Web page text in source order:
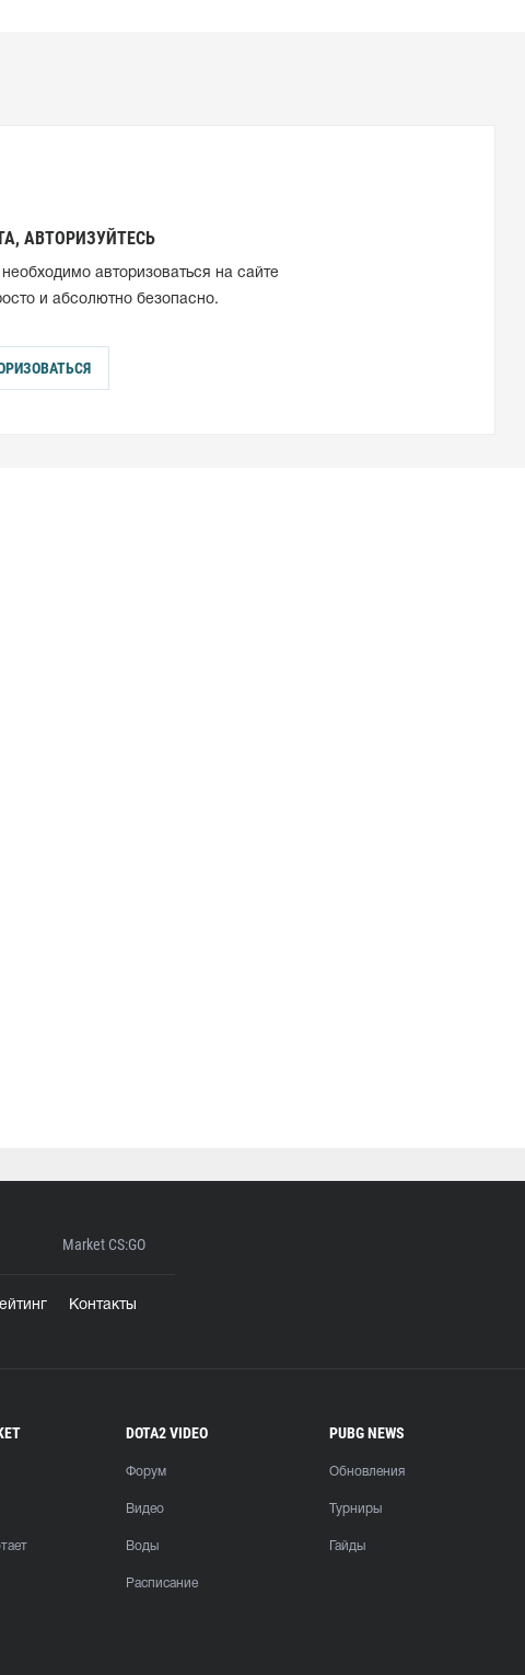
АВТОРИЗУЙТЕСЬ
авторизоваться на сайте
и абсолютно безопасно.
Market CS:GO
Контакты
DOTA2 VIDEO
Форум
Видео
Воды
Расписание
PUBG NEWS
Обновления
Турниры
Гайды